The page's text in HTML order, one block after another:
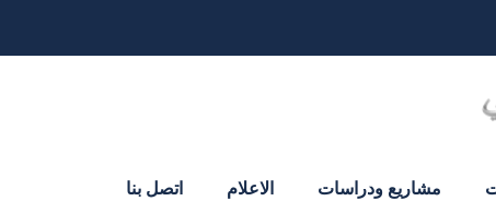
مشاريع ودراسات الاعلام اتصل بنا